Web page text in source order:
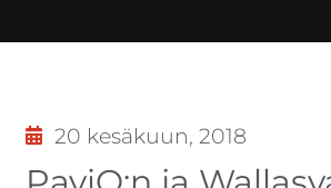
20 kesäkuun, 2018